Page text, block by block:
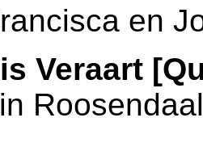
en
Veraart
Roosendaal